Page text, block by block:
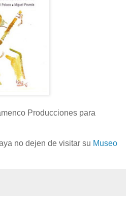
Producciones para
no dejen de visitar su Museo